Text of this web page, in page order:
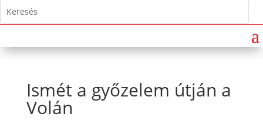
Ismét a győzelem útján a
Volán